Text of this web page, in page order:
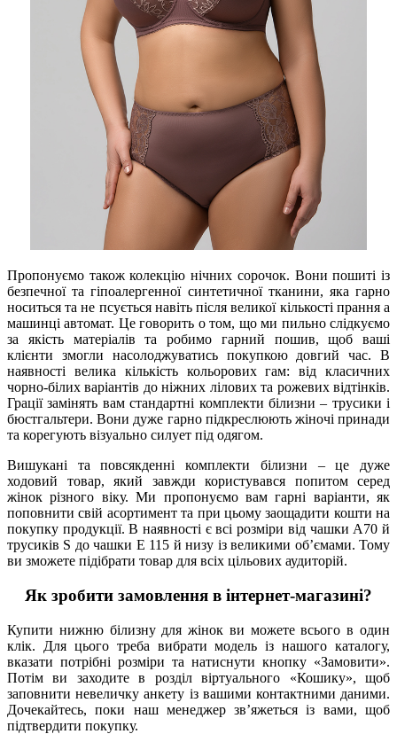
Пропонуємо також колекцію нічних сорочок. Вони пошиті із
безпечної та гіпоалергенної синтетичної тканини, яка гарно
носиться та не псується навіть після великої кількості прання а
машинці автомат. Це говорить о том, що ми пильно слідкуємо
за якість матеріалів та робимо гарний пошив, щоб ваші
клієнти змогли насолоджуватись покупкою довгий час. В
наявності велика кількість кольорових гам: від класичних
чорно-білих варіантів до ніжних лілових та рожевих відтінків.
Грації замінять вам стандартні комплекти білизни – трусики і
бюстгальтери. Вони дуже гарно підкреслюють жіночі принади
та корегують візуально силует під одягом.
Вишукані та повсякденні комплекти білизни – це дуже
ходовий товар, який завжди користувався попитом серед
жінок різного віку. Ми пропонуємо вам гарні варіанти, як
поповнити свій асортимент та при цьому заощадити кошти на
покупку продукції. В наявності є всі розміри від чашки А70 й
трусиків S до чашки Е 115 й низу із великими об’ємами. Тому
ви зможете підібрати товар для всіх цільових аудиторій.
Як зробити замовлення в інтернет-магазині?
Купити нижню білизну для жінок ви можете всього в один
клік. Для цього треба вибрати модель із нашого каталогу,
вказати потрібні розміри та натиснути кнопку «Замовити».
Потім ви заходите в розділ віртуального «Кошику», щоб
заповнити невеличку анкету із вашими контактними даними.
Дочекайтесь, поки наш менеджер зв’яжеться із вами, щоб
підтвердити покупку.